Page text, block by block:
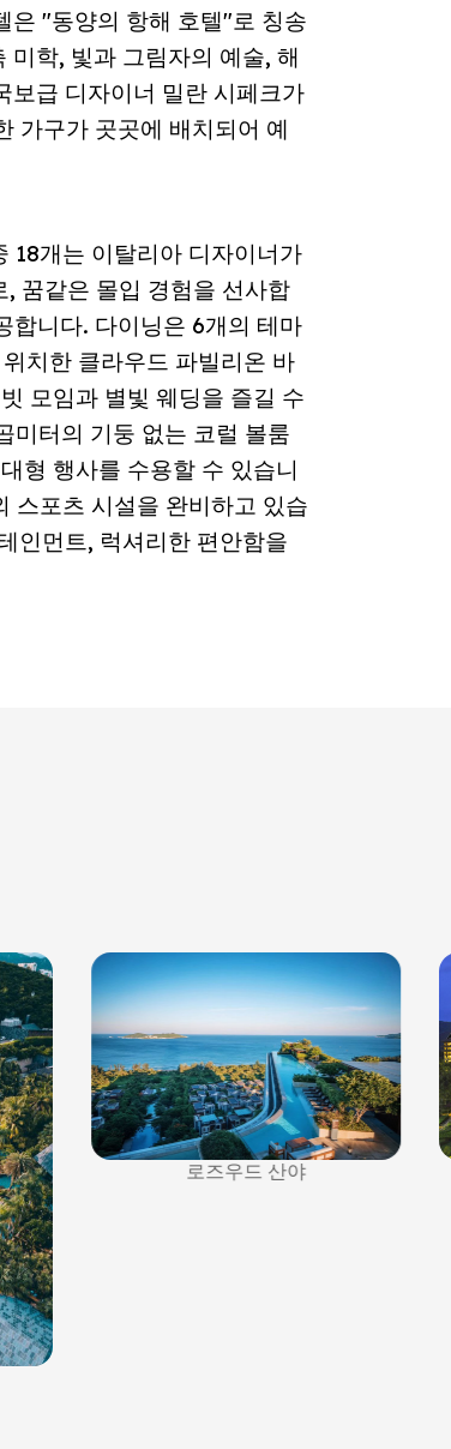
은 "동양의 항해 호텔"로 칭송
학, 빛과 그림자의 예술, 해
보급 디자이너 밀란 시페크가
가구가 곳곳에 배치되어 예
18개는 이탈리아 디자이너가
꿈같은 몰입 경험을 선사합
합니다. 다이닝은 6개의 테마
치한 클라우드 파빌리온 바
모임과 별빛 웨딩을 즐길 수
미터의 기둥 없는 코럴 볼룸
형 행사를 수용할 수 있습니
스포츠 시설을 완비하고 있습
인먼트, 럭셔리한 편안함을
로즈우드 산야